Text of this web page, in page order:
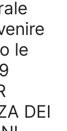
le
DEI